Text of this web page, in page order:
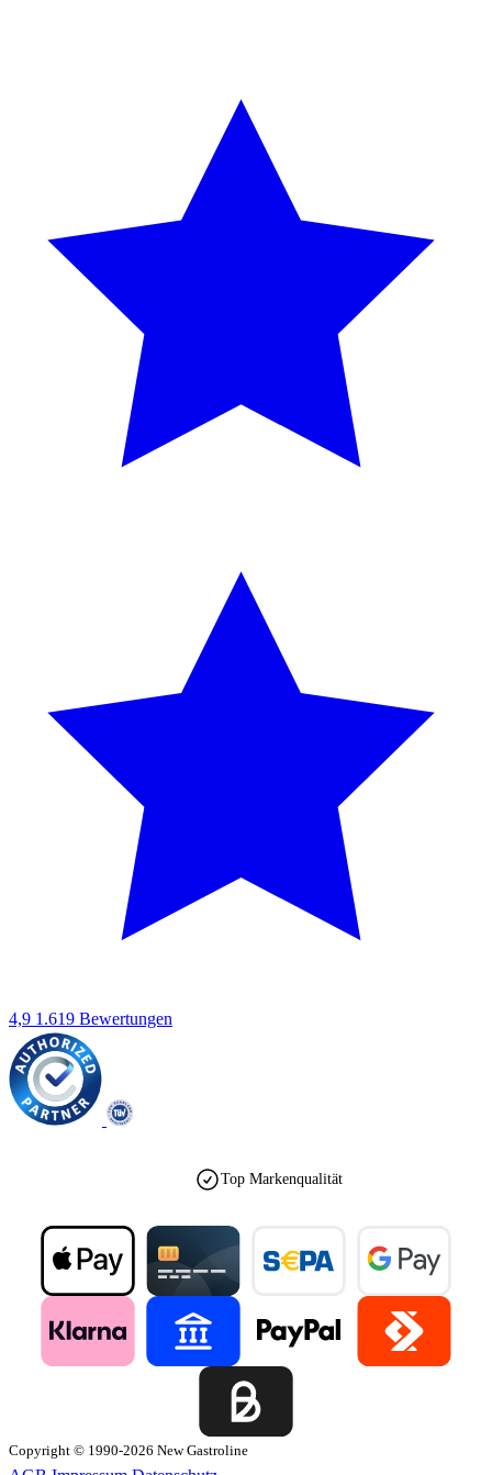
4,9 1.619 Bewertungen
Top Markenqualität
Copyright © 1990-2026 New Gastroline